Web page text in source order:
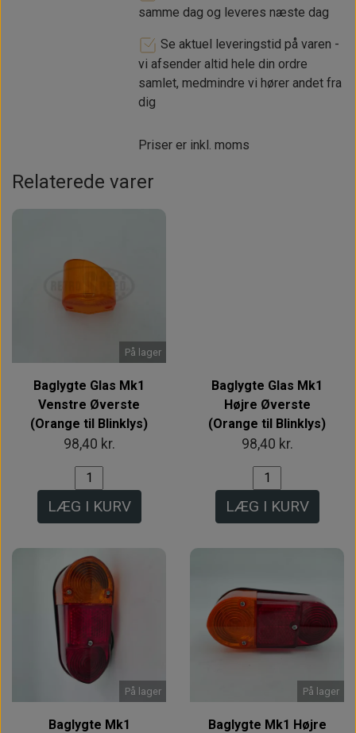
samme dag og leveres næste dag
Se aktuel leveringstid på varen -
vi afsender altid hele din ordre
samlet, medmindre vi hører andet fra
dig
Priser er inkl. moms
Relaterede varer
På lager
Baglygte Glas Mk1
Venstre Øverste
(Orange til Blinklys)
98,40 kr.
LÆG I KURV
Baglygte Glas Mk1
Højre Øverste
(Orange til Blinklys)
98,40 kr.
LÆG I KURV
På lager
Baglygte Mk1
På lager
Baglygte Mk1 Højre